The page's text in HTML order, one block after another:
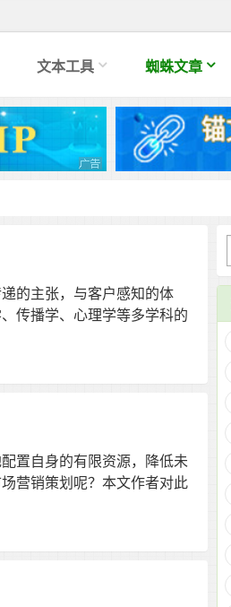
文本工具 蜘蛛文章
的主张，与客户感知的体
传播学、心理学等多学科的
置自身的有限资源，降低未
营销策划呢？本文作者对此